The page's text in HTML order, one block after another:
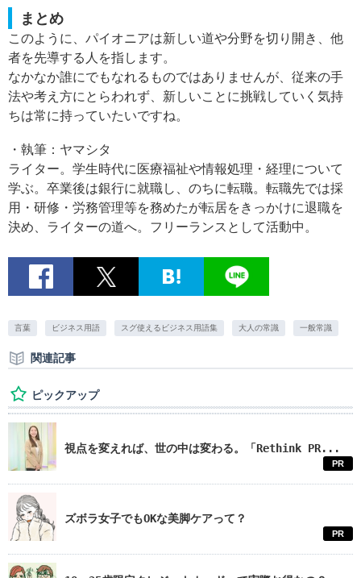
まとめ
このように、パイオニアは新しい道や分野を切り開き、他
者を先導する人を指します。
なかなか誰にでもなれるものではありませんが、従来の手
法や考え方にとらわれず、新しいことに挑戦していく気持
ちは常に持っていたいですね。
・執筆：ヤマシタ
ライター。学生時代に医療福祉や情報処理・経理について
学ぶ。卒業後は銀行に就職し、のちに転職。転職先では採
用・研修・労務管理等を務めたが転居をきっかけに退職を
決め、ライターの道へ。フリーランスとして活動中。
言葉 ビジネス用語 スグ使えるビジネス用語集 大人の常識 一般常識
関連記事
ピックアップ
視点を変えれば、世の中は変わる。「Rethink PR...
PR
ズボラ女子でもOKな美脚ケアって？
PR